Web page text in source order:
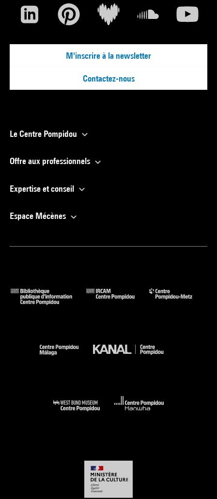
M'inscrire à la newsletter
Contactez-nous
Le Centre Pompidou
Offre aux professionnels
Expertise et conseil
Espace Mécènes